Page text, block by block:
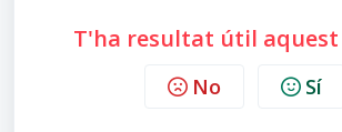
T'ha resultat útil
No Sí